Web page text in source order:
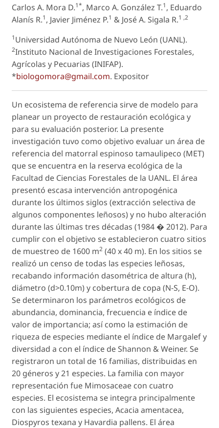
Carlos A. Mora D.1*, Marco A. González T.1, Eduardo
Alanís R.1, Javier Jiménez P.1 & José A. Sigala R.1 ,2
1Universidad Autónoma de Nuevo León (UANL).
2Instituto Nacional de Investigaciones Forestales,
Agrícolas y Pecuarias (INIFAP).
*biologomora@gmail.com. Expositor
Un ecosistema de referencia sirve de modelo para
planear un proyecto de restauración ecológica y
para su evaluación posterior. La presente
investigación tuvo como objetivo evaluar un área de
referencia del matorral espinoso tamaulipeco (MET)
que se encuentra en la reserva ecológica de la
Facultad de Ciencias Forestales de la UANL. El área
presentó escasa intervención antropogénica
durante los últimos siglos (extracción selectiva de
algunos componentes leñosos) y no hubo alteración
durante las últimas tres décadas (1984 � 2012). Para
cumplir con el objetivo se establecieron cuatro sitios
de muestreo de 1600 m2 (40 x 40 m). En los sitios se
realizó un censo de todas las especies leñosas,
recabando información dasométrica de altura (h),
diámetro (d>0.10m) y cobertura de copa (N-S, E-O).
Se determinaron los parámetros ecológicos de
abundancia, dominancia, frecuencia e índice de
valor de importancia; así como la estimación de
riqueza de especies mediante el índice de Margalef y
diversidad a con el índice de Shannon & Weiner. Se
registraron un total de 16 familias, distribuidas en
20 géneros y 21 especies. La familia con mayor
representación fue Mimosaceae con cuatro
especies. El ecosistema se integra principalmente
con las siguientes especies, Acacia amentacea,
Diospyros texana y Havardia pallens. El área